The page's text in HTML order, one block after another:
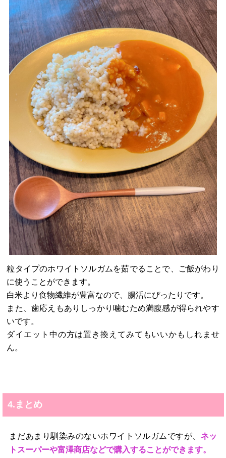
粒タイプのホワイトソルガムを茹でることで、ご飯がわり
に使うことができます。
白米より食物繊維が豊富なので、腸活にぴったりです。
また、歯応えもありしっかり噛むため満腹感が得られやす
いです。
ダイエット中の方は置き換えてみてもいいかもしれませ
ん。
4.まとめ
まだあまり馴染みのないホワイトソルガムですが、 ネッ
トスーパーや富澤商店などで購入することができます。